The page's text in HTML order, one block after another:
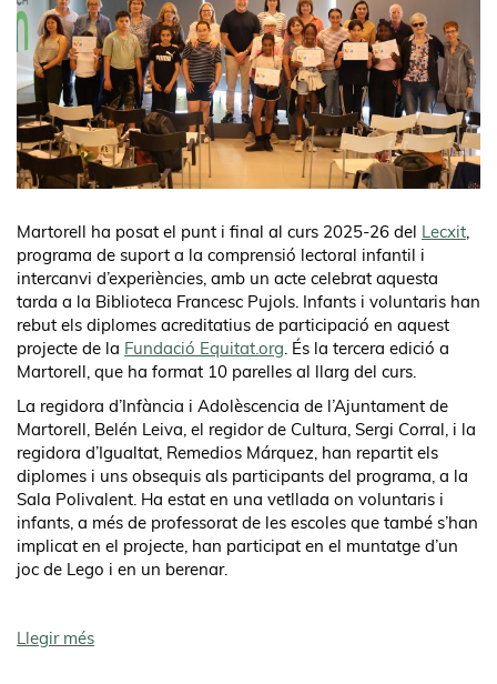
Martorell ha posat el punt i final al curs 2025-26 del Lecxit,
programa de suport a la comprensió lectoral infantil i
intercanvi d’experiències, amb un acte celebrat aquesta
tarda a la Biblioteca Francesc Pujols. Infants i voluntaris han
rebut els diplomes acreditatius de participació en aquest
projecte de la Fundació Equitat.org. És la tercera edició a
Martorell, que ha format 10 parelles al llarg del curs.
La regidora d’Infància i Adolèscencia de l’Ajuntament de
Martorell, Belén Leiva, el regidor de Cultura, Sergi Corral, i la
regidora d’Igualtat, Remedios Márquez, han repartit els
diplomes i uns obsequis als participants del programa, a la
Sala Polivalent. Ha estat en una vetllada on voluntaris i
infants, a més de professorat de les escoles que també s’han
implicat en el projecte, han participat en el muntatge d’un
joc de Lego i en un berenar.
Llegir més